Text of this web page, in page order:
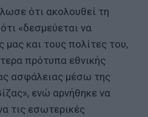
ότι ακολουθεί τη
«δεσμεύεται να
και τους πολίτες του,
πρότυπα εθνικής
ασφάλειας μέσω της
ενώ αρνήθηκε να
τις εσωτερικές